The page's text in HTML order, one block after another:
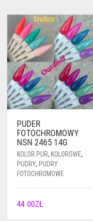
PUDER
FOTOCHROMOWY
NSN 2465 14G
KOLOR PUR, KOLOROWE,
PUDRY, PUDRY
FOTOCHROMOWE
44.00ZŁ